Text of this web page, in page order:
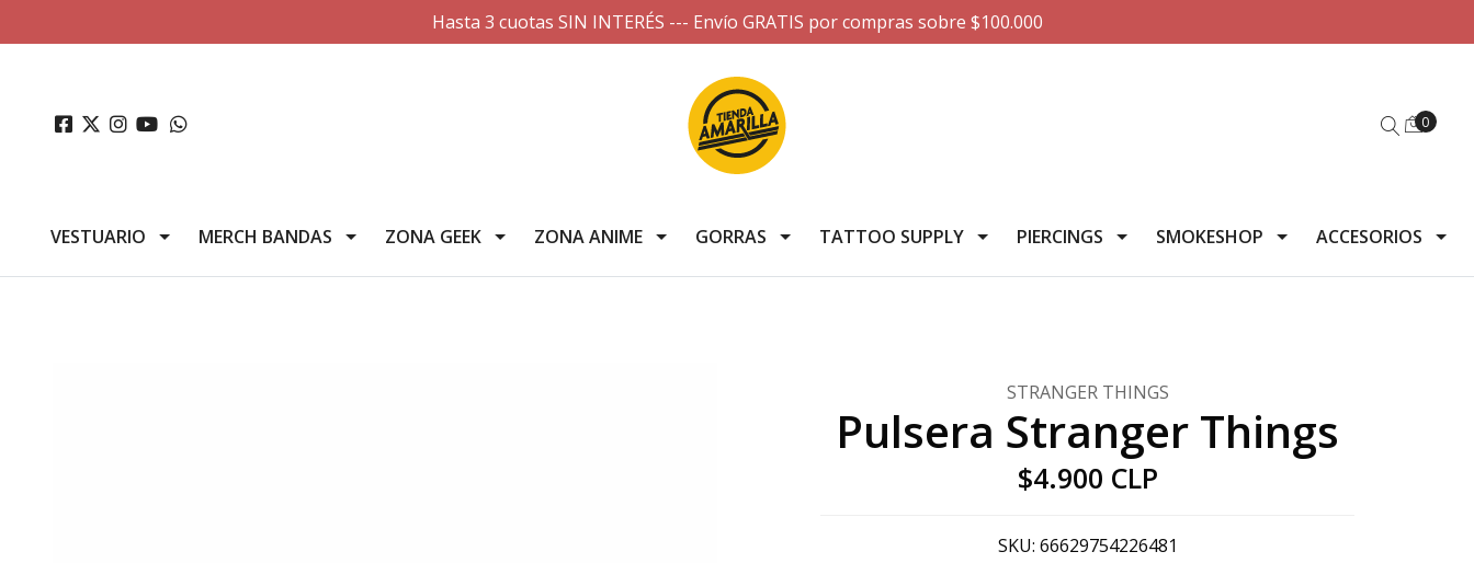
Hasta 3 cuotas SIN INTERÉS --- Envío GRATIS por compras sobre $100.000
0
VESTUARIO MERCH BANDAS ZONA GEEK ZONA ANIME GORRAS TATTOO SUPPLY PIERCINGS SMOKESHOP ACCESORIOS
STRANGER THINGS
Pulsera Stranger Things
$4.900 CLP
SKU: 66629754226481